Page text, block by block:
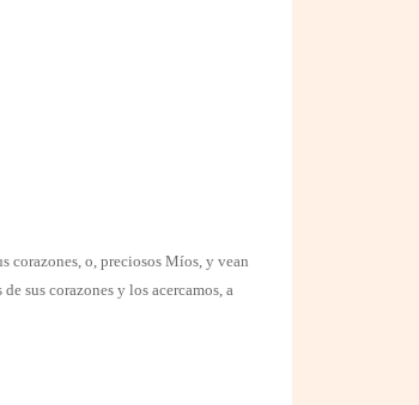
corazones, o, preciosos Míos, y vean
sus corazones y los acercamos, a